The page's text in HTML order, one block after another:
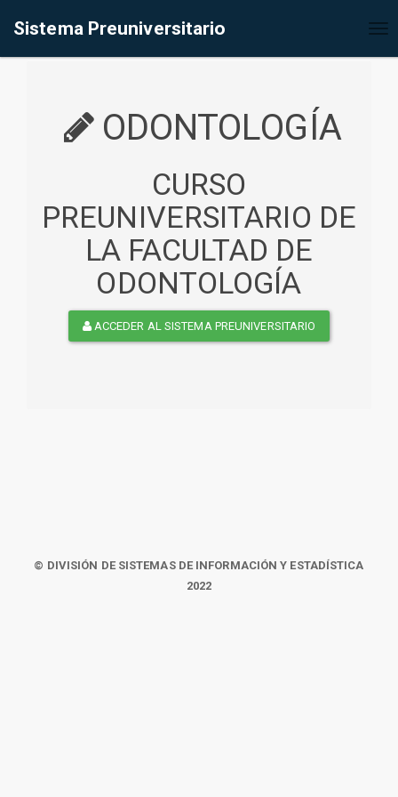
Sistema Preuniversitario
ODONTOLOGÍA
CURSO
PREUNIVERSITARIO DE
LA FACULTAD DE
ODONTOLOGÍA
ACCEDER AL SISTEMA PREUNIVERSITARIO
© DIVISIÓN DE SISTEMAS DE INFORMACIÓN Y ESTADÍSTICA
2022